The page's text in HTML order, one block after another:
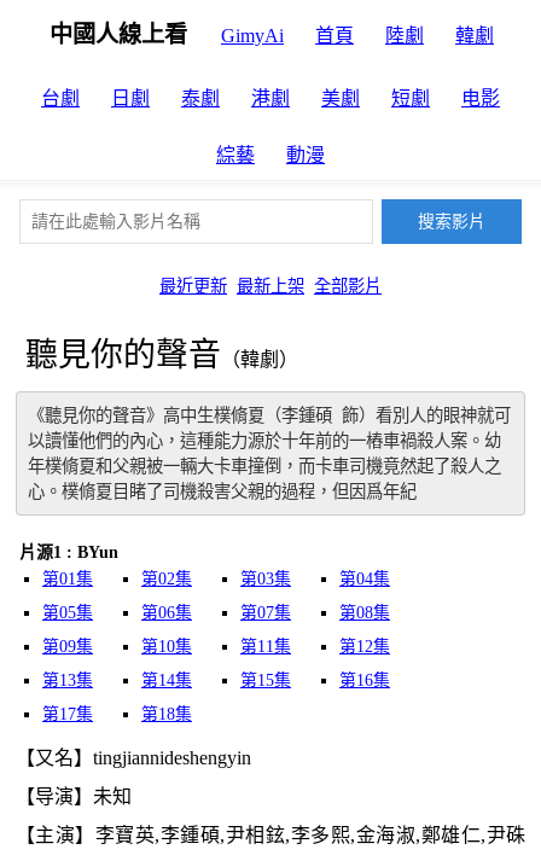
中國人線上看 GimyAi 首頁 陸劇 韓劇
台劇 日劇 泰劇 港劇 美劇 短劇 电影
綜藝 動漫
最近更新 最新上架 全部影片
聽見你的聲音 （韓劇）
《聽見你的聲音》高中生樸脩夏（李鍾碩 飾）看別人的眼神就可
以讀懂他們的內心，這種能力源於十年前的一樁車禍殺人案。幼
年樸脩夏和父親被一輛大卡車撞倒，而卡車司機竟然起了殺人之
心。樸脩夏目睹了司機殺害父親的過程，但因爲年紀
片源1 : BYun
第01集
第02集 第03集
第04集
第05集
第06集 第07集
第08集
第09集
第10集 第11集
第12集
第13集
第14集 第15集
第16集
第17集
第18集
【又名】tingjiannideshengyin
【导演】未知
【主演】李寶英,李鍾碩,尹相鉉,李多熙,金海淑,鄭雄仁,尹硃